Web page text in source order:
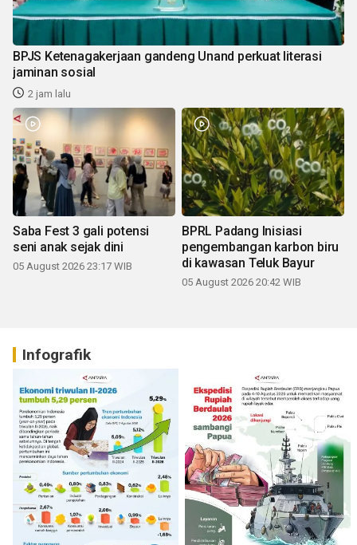
BPJS Ketenagakerjaan gandeng Unand perkuat literasi
jaminan sosial
2 jam lalu
Saba Fest 3 gali potensi
seni anak sejak dini
05 August 2026 23:17 WIB
BPRL Padang Inisiasi
pengembangan karbon biru
di kawasan Teluk Bayur
05 August 2026 20:42 WIB
Infografik